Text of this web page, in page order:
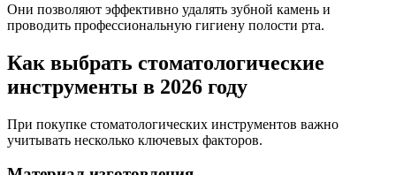
Они позволяют эффективно удалять зубной камень и
проводить профессиональную гигиену полости рта.
Как выбрать стоматологические
инструменты в 2026 году
При покупке стоматологических инструментов важно
учитывать несколько ключевых факторов.